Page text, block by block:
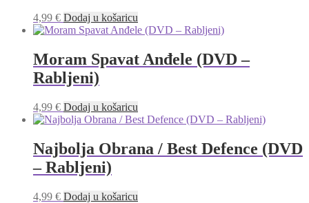
4,99 € Dodaj u košaricu
Moram Spavat Anđele (DVD –
Rabljeni)
4,99 € Dodaj u košaricu
Najbolja Obrana / Best Defence (DVD
– Rabljeni)
4,99 € Dodaj u košaricu